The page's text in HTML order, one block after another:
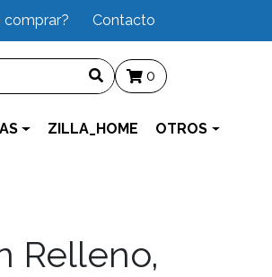
comprar? Contacto
0
ZILLA_HOME OTROS
Relleno,